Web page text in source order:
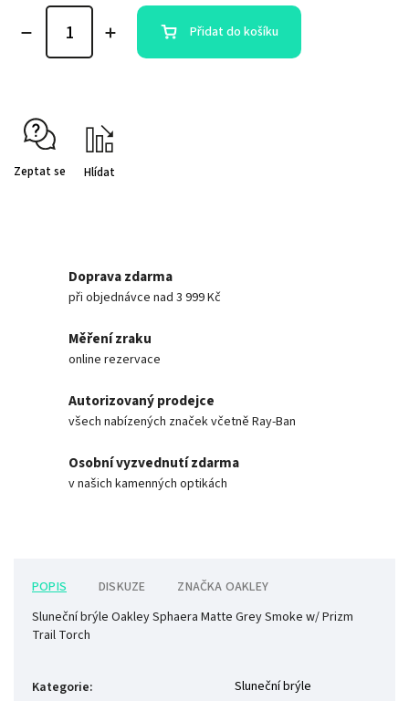
Přidat do košíku
Zeptat se Hlídat
Doprava zdarma
při objednávce nad 3 999 Kč
Měření zraku
online rezervace
Autorizovaný prodejce
všech nabízených značek včetně Ray-Ban
Osobní vyzvednutí zdarma
v našich kamenných optikách
POPIS DISKUZE ZNAČKA OAKLEY
Sluneční brýle Oakley Sphaera Matte Grey Smoke w/ Prizm
Trail Torch
Kategorie:
Sluneční brýle